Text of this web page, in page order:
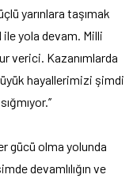
yarınlara taşımak
yola devam. Milli
verici. Kazanımlarda
hayallerimizi şimdi
gücü olma yolunda
devamlılığın ve